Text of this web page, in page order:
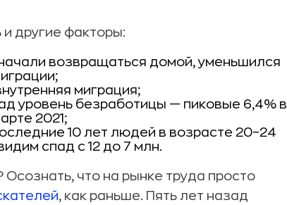
другие факторы:
возвращаться домой, уменьшился
миграция;
уровень безработицы — пиковые 6,4% в
2021;
10 лет людей в возрасте 20–24
спад с 12 до 7 млн.
что на рынке труда просто
, как раньше. Пять лет назад